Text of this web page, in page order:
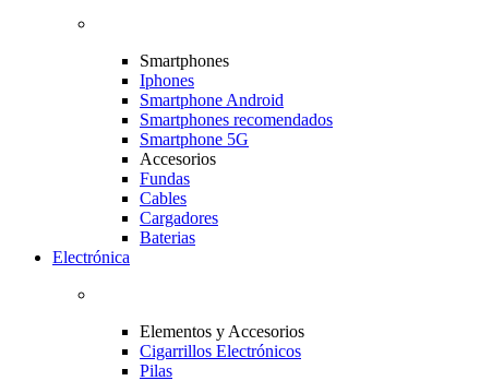
Smartphones
Iphones
Smartphone Android
Smartphones recomendados
Smartphone 5G
Accesorios
Fundas
Cables
Cargadores
Baterias
Electrónica
Elementos y Accesorios
Cigarrillos Electrónicos
Pilas